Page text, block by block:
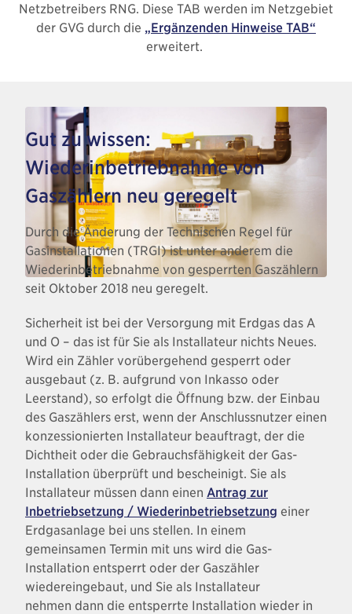
Netzbetreibers RNG. Diese TAB werden im Netzgebiet
der GVG durch die „Ergänzenden Hinweise TAB“
erweitert.
Gut zu wissen:
Wiederinbetriebnahme von
Gaszählern neu geregelt
Durch die Änderung der Technischen Regel für
Gasinstallationen (TRGI) ist unter anderem die
Wiederinbetriebnahme von gesperrten Gaszählern
seit Oktober 2018 neu geregelt.
Sicherheit ist bei der Versorgung mit Erdgas das A
und O – das ist für Sie als Installateur nichts Neues.
Wird ein Zähler vorübergehend gesperrt oder
ausgebaut (z. B. aufgrund von Inkasso oder
Leerstand), so erfolgt die Öffnung bzw. der Einbau
des Gaszählers erst, wenn der Anschlussnutzer einen
konzessionierten Installateur beauftragt, der die
Dichtheit oder die Gebrauchsfähigkeit der Gas-
Installation überprüft und bescheinigt. Sie als
Installateur müssen dann einen Antrag zur
Inbetriebsetzung / Wiederinbetriebsetzung ​​​​​​​ einer
Erdgasanlage bei uns stellen. In einem
gemeinsamen Termin mit uns wird die Gas-
Installation entsperrt oder der Gaszähler
wiedereingebaut, und Sie als Installateur
nehmen dann die entsperrte Installation wieder in